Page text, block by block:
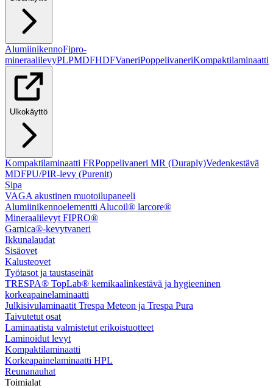
AlumiinikennoFipro-
mineraalilevyPLPMDFHDFVaneriPoppelivaneriKompaktilaminaatti
Ulkokäyttö
Kompaktilaminaatti FRPoppelivaneri MR (Duraply)Vedenkestävä
MDFPU/PIR-levy (Purenit)
Sipa
VAGA akustinen muotoilupaneeli
Alumiinikennoelementti Alucoil® larcore®
Mineraalilevyt FIPRO®
Garnica®-kevytvaneri
Ikkunalaudat
Sisäovet
Kalusteovet
Työtasot ja taustaseinät
TRESPA® TopLab® kemikaalinkestävä ja hygieeninen
korkeapainelaminaatti
Julkisivulaminaatit Trespa Meteon ja Trespa Pura
Taivutetut osat
Laminaatista valmistetut erikoistuotteet
Laminoidut levyt
Kompaktilaminaatti
Korkeapainelaminaatti HPL
Reunanauhat
Toimialat